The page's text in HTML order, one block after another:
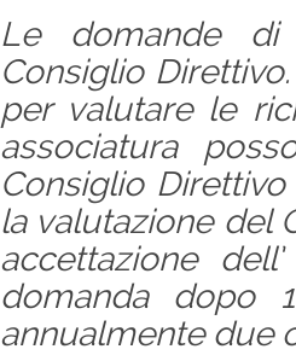
Le domande di
Consiglio
per valutare le
associatura
Consiglio
la valutazione del
accettazione
domanda dopo
annualmente due